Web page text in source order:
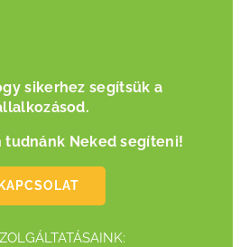
sikerhez segítsük a
tudnánk Neked segíteni!
KAPCSOLAT